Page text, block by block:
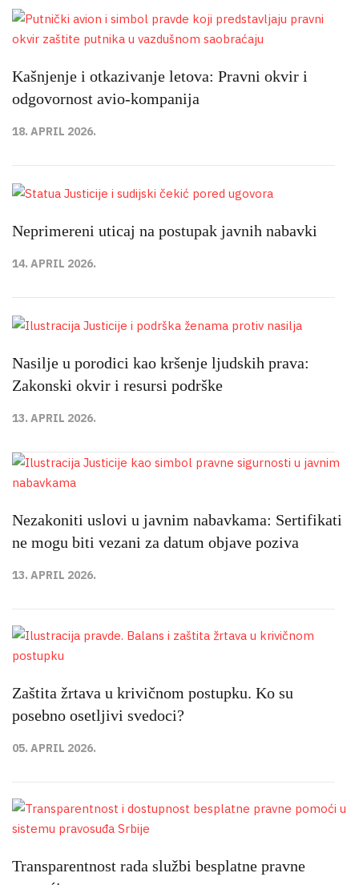
Kašnjenje i otkazivanje letova: Pravni okvir i
odgovornost avio-kompanija
18. APRIL 2026.
Neprimereni uticaj na postupak javnih nabavki
14. APRIL 2026.
Nasilje u porodici kao kršenje ljudskih prava:
Zakonski okvir i resursi podrške
13. APRIL 2026.
Nezakoniti uslovi u javnim nabavkama: Sertifikati
ne mogu biti vezani za datum objave poziva
13. APRIL 2026.
Zaštita žrtava u krivičnom postupku. Ko su
posebno osetljivi svedoci?
05. APRIL 2026.
Transparentnost rada službi besplatne pravne